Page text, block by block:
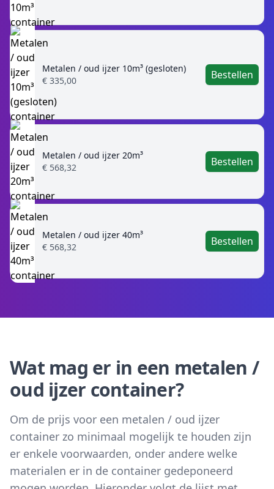
Metalen / oud ijzer 10m³ (gesloten)
€ 335,00
Bestellen
Metalen / oud ijzer 20m³
€ 568,32
Bestellen
Metalen / oud ijzer 40m³
€ 568,32
Bestellen
Wat mag er in een metalen /
oud ijzer container?
Om de prijs voor een metalen / oud ijzer
container zo minimaal mogelijk te houden zijn
er enkele voorwaarden, onder andere welke
materialen er in de container gedeponeerd